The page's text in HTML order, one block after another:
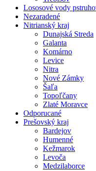
Lososové vody
Nezaradené
Nitrianský kraj
Dunajská Streda
Galanta
Komárno
Levice
Nitra
Nové Zámky
Šaľa
Topoľčany
Zlaté Moravce
Odporucané
Prešovský kraj
Bardejov
Humenné
Kežmarok
Levoča
Medzilaborce